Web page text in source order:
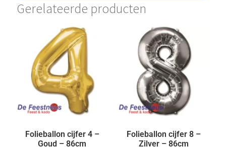
Gerelateerde producten
Folieballon cijfer 4 –
Goud – 86cm
Folieballon cijfer 8 –
Zilver – 86cm